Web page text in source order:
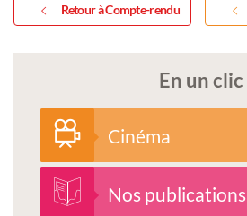
Retour à Compte-rendu
En un clic
Cinéma
Nos publications